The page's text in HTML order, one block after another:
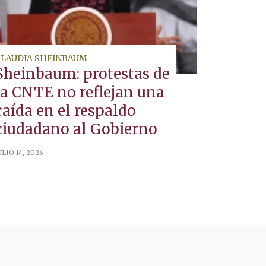
SHEINBAUM
protestas de
CNTE no reflejan una
en el respaldo
al Gobierno
14, 2026